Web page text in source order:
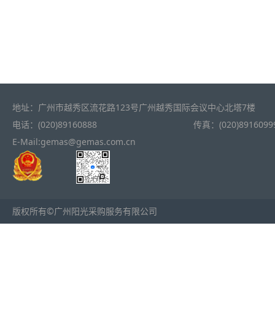
地址：广州市越秀区流花路123号广州越秀国际会议中心北塔7楼
电话：(020)89160888
传真：
E-Mail:gemas@gemas.com.cn
版权所有©广州阳光采购服务有限公司